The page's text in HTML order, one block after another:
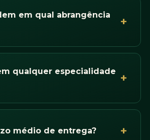
em qual abrangência
qualquer especialidade
médio de entrega?